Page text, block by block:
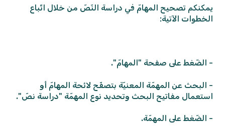
يمكنكم تصحيح المهامّ في دراسة النّصّ من خلال اتّباع
الخطوات الآتية:
- الضّغط على صفحة "المهامّ".
- البحث عن المهمّة المعنيّة بتصفّح لائحة المهامّ أو
استعمال مفاتيح البحث وتحديد نوع المهمّة "دراسة نصّ".
- الضّغط على المهمّة.